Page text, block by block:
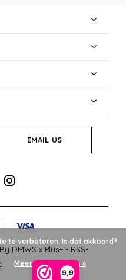
9,9
EMAIL US
DMWS x Plus+ - RSS-
te verbeteren. Is dat akkoord?
Meer over cookies »